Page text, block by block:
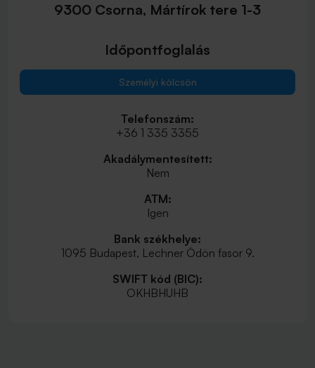
9300 Csorna, Mártírok tere 1-3
Időpontfoglalás
Személyi kölcsön
Telefonszám:
+36 1 335 3355
Akadálymentesített:
Nem
ATM:
Igen
Bank székhelye:
1095 Budapest, Lechner Ödön fasor 9.
SWIFT kód (BIC):
OKHBHUHB